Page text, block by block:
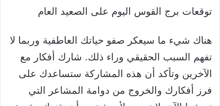
توقعات برج القوس اليوم على الصعيد العام
هناك شيء ما سيعكر صفو حياتك العاطفية وربما لا
تفهم السبب الحقيقي وراء ذلك. شارك أفكار مع
الآخرين وتأكد أن هذه المشاركة ستساعدك على
فرز أفكارك والخروج من دوامة المشاعر التي